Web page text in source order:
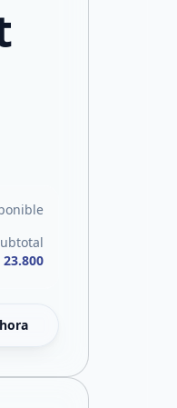
23.800